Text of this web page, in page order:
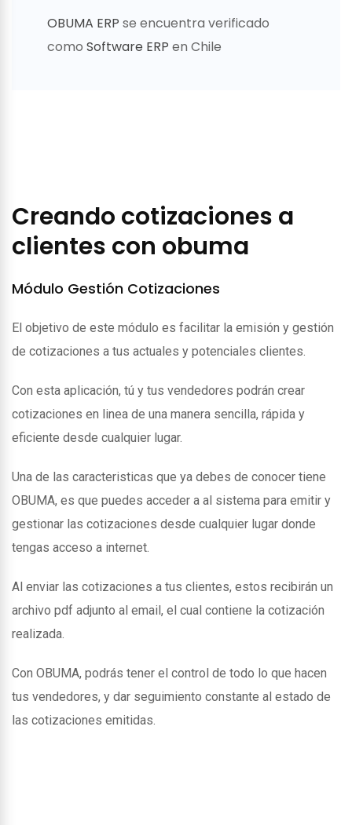
OBUMA ERP se encuentra verificado
como Software ERP en Chile
Creando cotizaciones a
clientes con obuma
Módulo Gestión Cotizaciones
El objetivo de este módulo es facilitar la emisión y gestión
de cotizaciones a tus actuales y potenciales clientes.
Con esta aplicación, tú y tus vendedores podrán crear
cotizaciones en linea de una manera sencilla, rápida y
eficiente desde cualquier lugar.
Una de las caracteristicas que ya debes de conocer tiene
OBUMA, es que puedes acceder a al sistema para emitir y
gestionar las cotizaciones desde cualquier lugar donde
tengas acceso a internet.
Al enviar las cotizaciones a tus clientes, estos recibirán un
archivo pdf adjunto al email, el cual contiene la cotización
realizada.
Con OBUMA, podrás tener el control de todo lo que hacen
tus vendedores, y dar seguimiento constante al estado de
las cotizaciones emitidas.